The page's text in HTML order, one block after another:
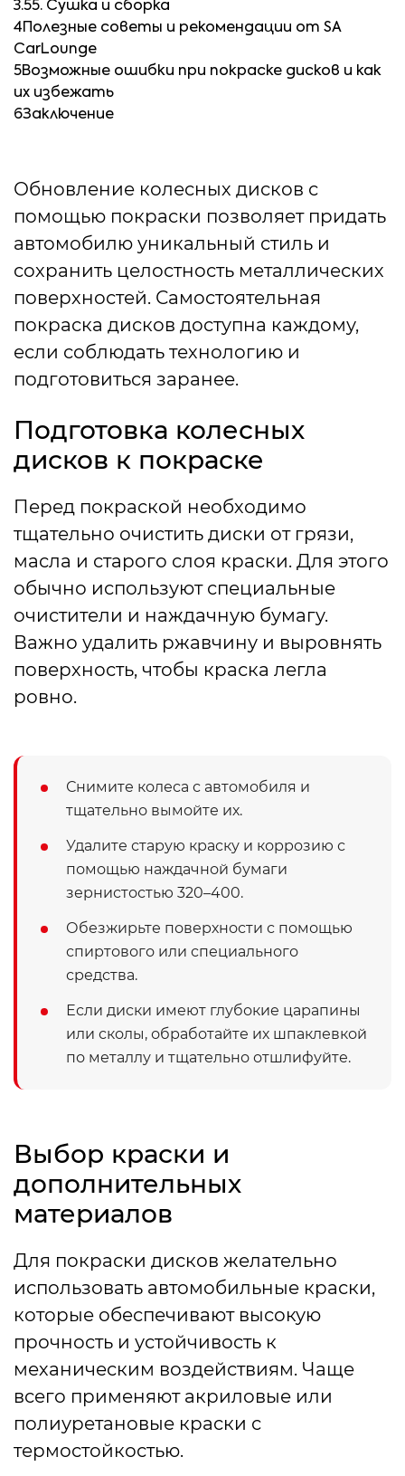
3.55. Сушка и сборка
4 Полезные советы и рекомендации от SA
CarLounge
5Возможные ошибки при покраске дисков и как
их избежать
6Заключение
Обновление колесных дисков с
помощью покраски позволяет придать
автомобилю уникальный стиль и
сохранить целостность металлических
поверхностей. Самостоятельная
покраска дисков доступна каждому,
если соблюдать технологию и
подготовиться заранее.
Подготовка колесных
дисков к покраске
Перед покраской необходимо
тщательно очистить диски от грязи,
масла и старого слоя краски. Для этого
обычно используют специальные
очистители и наждачную бумагу.
Важно удалить ржавчину и выровнять
поверхность, чтобы краска легла
ровно.
Снимите колеса с автомобиля и
тщательно вымойте их.
Удалите старую краску и коррозию с
помощью наждачной бумаги
зернистостью 320–400.
Обезжирьте поверхности с помощью
спиртового или специального
средства.
Если диски имеют глубокие царапины
или сколы, обработайте их шпаклевкой
по металлу и тщательно отшлифуйте.
Выбор краски и
дополнительных
материалов
Для покраски дисков желательно
использовать автомобильные краски,
которые обеспечивают высокую
прочность и устойчивость к
механическим воздействиям. Чаще
всего применяют акриловые или
полиуретановые краски с
термостойкостью.